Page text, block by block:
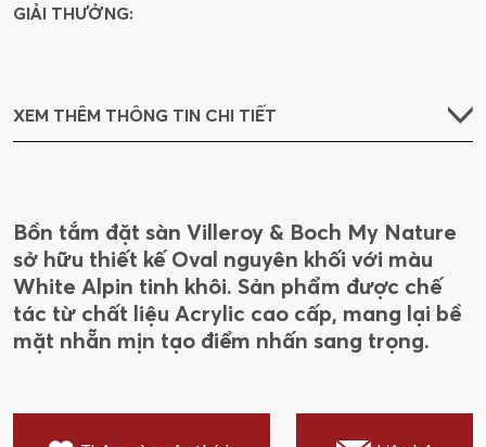
GIẢI THƯỞNG:
XEM THÊM THÔNG TIN CHI TIẾT
Bồn tắm đặt sàn Villeroy & Boch My Nature
sở hữu thiết kế Oval nguyên khối với màu
White Alpin tinh khôi. Sản phẩm được chế
tác từ chất liệu Acrylic cao cấp, mang lại bề
mặt nhẵn mịn tạo điểm nhấn sang trọng.